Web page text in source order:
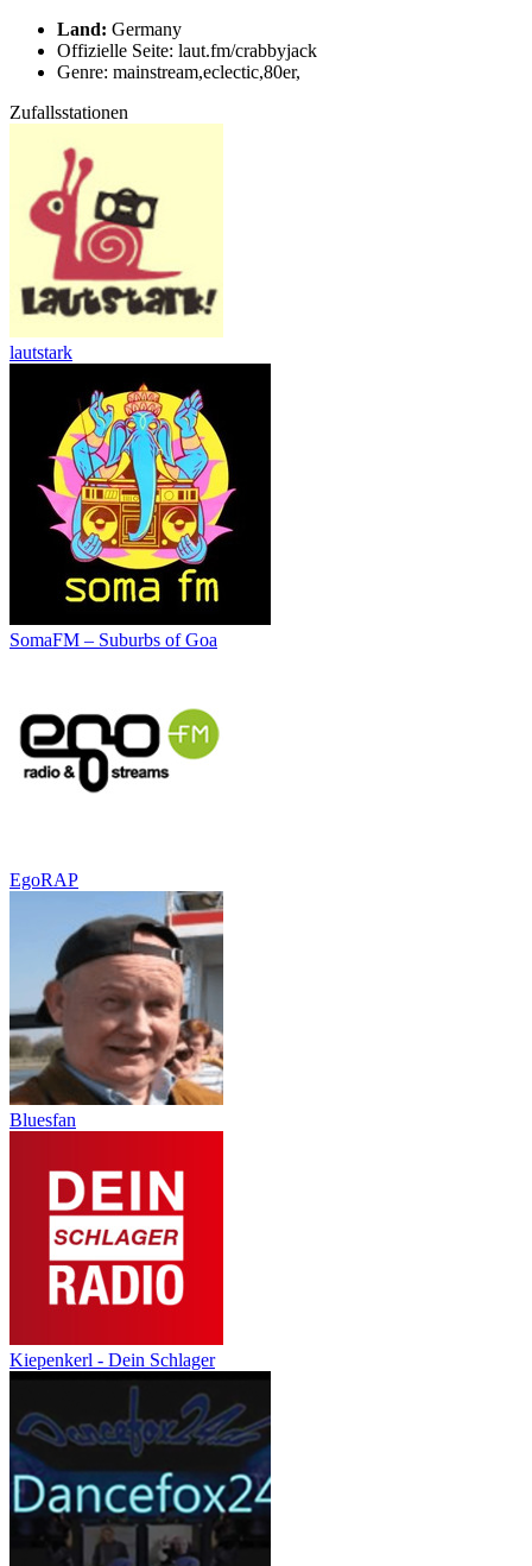
Land: Germany
Offizielle Seite: laut.fm/crabbyjack
Genre: mainstream,eclectic,80er,
Zufallsstationen
lautstark
SomaFM – Suburbs of Goa
EgoRAP
Bluesfan
Kiepenkerl - Dein Schlager